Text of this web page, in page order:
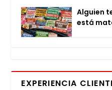
Alguien
está
EXPERIENCIA